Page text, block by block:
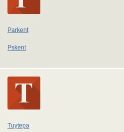
Parkent
Pskent
Tuytepa